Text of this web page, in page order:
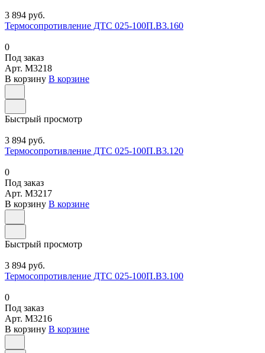
3 894 руб.
Термосопротивление ДТС 025-100П.В3.160
0
Под заказ
Арт. M3218
В корзину В корзине
Быстрый просмотр
3 894 руб.
Термосопротивление ДТС 025-100П.В3.120
0
Под заказ
Арт. M3217
В корзину В корзине
Быстрый просмотр
3 894 руб.
Термосопротивление ДТС 025-100П.В3.100
0
Под заказ
Арт. M3216
В корзину В корзине